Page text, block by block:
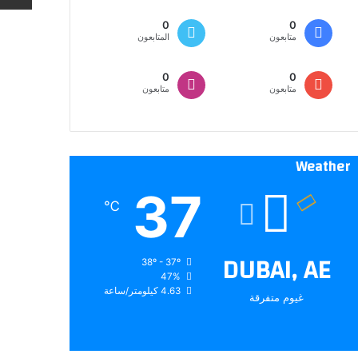
0
متابعون
0
المتابعون
0
متابعون
0
متابعون
Weather
DUBAI, AE
غيوم متفرقة
37
℃
38º - 37º
47%
4.63 كيلومتر/ساعة